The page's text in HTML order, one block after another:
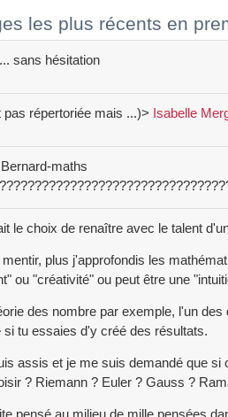
les plus récents en
sans hésitation
pas répertoriée mais ...)> Isabelle
maths
le choix de renaître avec le talent
plus j'approfondis les
ou "créativité" ou peut être une
des nombre par exemple, l'un
si tu essaies d'y créé des résultats.
assis et je me suis demandé que si
? Riemann ? Euler ? Gauss ?